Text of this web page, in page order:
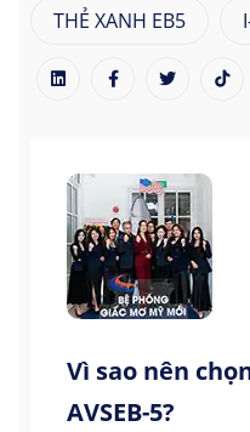
THẺ XANH EB5
Vì sao nên
AVSEB-5?